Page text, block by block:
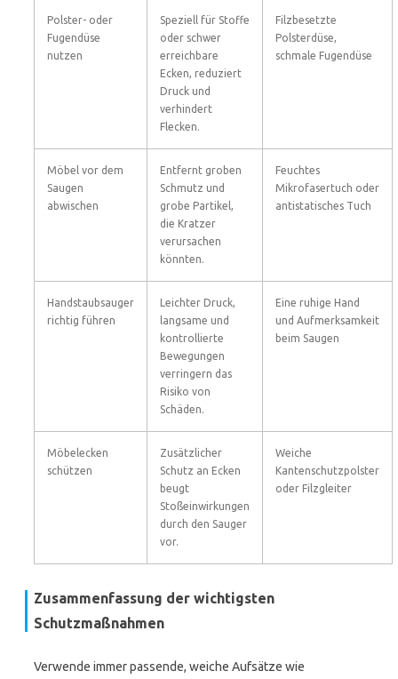
Polster- oder
Fugendüse
nutzen
Speziell für Stoffe
oder schwer
erreichbare
Ecken, reduziert
Druck und
verhindert
Flecken.
Filzbesetzte
Polsterdüse,
schmale Fugendüse
Möbel vor dem
Saugen
abwischen
Entfernt groben
Schmutz und
grobe Partikel,
die Kratzer
verursachen
könnten.
Feuchtes
Mikrofasertuch oder
antistatisches Tuch
Handstaubsauger
richtig führen
Leichter Druck,
langsame und
kontrollierte
Bewegungen
verringern das
Risiko von
Schäden.
Eine ruhige Hand
und Aufmerksamkeit
beim Saugen
Möbelecken
schützen
Zusätzlicher
Schutz an Ecken
beugt
Stoßeinwirkungen
durch den Sauger
vor.
Weiche
Kantenschutzpolster
oder Filzgleiter
Zusammenfassung der wichtigsten
Schutzmaßnahmen
Verwende immer passende, weiche Aufsätze wie